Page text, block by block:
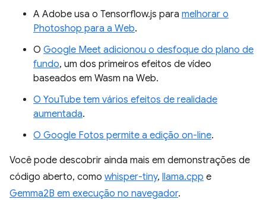
A Adobe usa o Tensorflow.js para melhorar o
Photoshop para a Web.
O Google Meet adicionou o desfoque do plano de
fundo, um dos primeiros efeitos de vídeo
baseados em Wasm na Web.
O YouTube tem vários efeitos de realidade
aumentada.
O Google Fotos permite a edição on-line.
Você pode descobrir ainda mais em demonstrações de
código aberto, como whisper-tiny, llama.cpp e
Gemma2B em execução no navegador.